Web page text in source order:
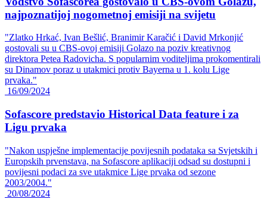
najpoznatijoj nogometnoj emisiji na svijetu
"Zlatko Hrkać, Ivan Bešlić, Branimir Karačić i David Mrkonjić
gostovali su u CBS-ovoj emisiji Golazo na poziv kreativnog
direktora Petea Radovicha. S popularnim voditeljima prokomentirali
su Dinamov poraz u utakmici protiv Bayerna u 1. kolu Lige
prvaka."
16/09/2024
Sofascore predstavio Historical Data feature i za
Ligu prvaka
"Nakon uspješne implementacije povijesnih podataka sa Svjetskih i
Europskih prvenstava, na Sofascore aplikaciji odsad su dostupni i
povijesni podaci za sve utakmice Lige prvaka od sezone
2003/2004."
20/08/2024